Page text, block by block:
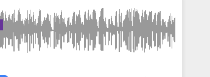
MEDIA_ELEMENT_ERROR: Empty src attribute